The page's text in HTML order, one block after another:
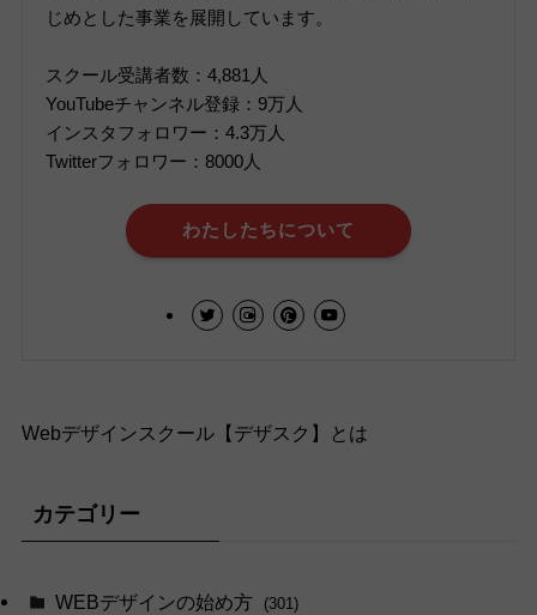
じめとした事業を展開しています。
スクール受講者数：4,881人
YouTubeチャンネル登録：9万人
インスタフォロワー：4.3万人
Twitterフォロワー：8000人
わたしたちについて
Webデザインスクール【デザスク】とは
カテゴリー
WEBデザインの始め方 (301)